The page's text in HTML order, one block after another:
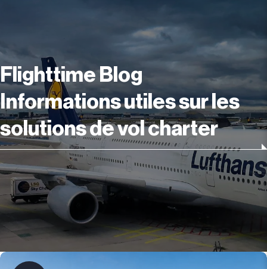
Flighttime Blog
Informations utiles sur les
solutions de vol charter